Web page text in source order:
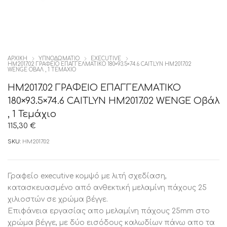
ΑΡΧΙΚΉ ΥΠΝΟΔΩΜΑΤΙΟ
EXECUTIVE
HM2017.02 ΓΡΑΦΕΙΟ ΕΠΑΓΓΕΛΜΑΤΙΚΟ 180×93.5×74.6 CAITLYN HM2017.02
WENGE ΟΒΆΛ , 1 ΤΕΜΆΧΙΟ
HM2017.02 ΓΡΑΦΕΙΟ ΕΠΑΓΓΕΛΜΑΤΙΚΟ
180×93.5×74.6 CAITLYN HM2017.02 WENGE Οβάλ
, 1 Τεμάχιο
115,30 €
SKU: HM2017.02
Γραφείο executive κομψό με λιτή σχεδίαση,
κατασκευασμένο από ανθεκτική μελαμίνη πάχους 25
χιλιοστών σε χρώμα βέγγε.
Επιφάνεια εργασίας απο μελαμίνη πάχους 25mm στο
χρώμα βέγγε, με δύο εισόδους καλωδίων πάνω απο τα